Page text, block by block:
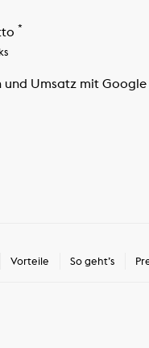
*
Umsatz mit Google
Vorteile So geht’s